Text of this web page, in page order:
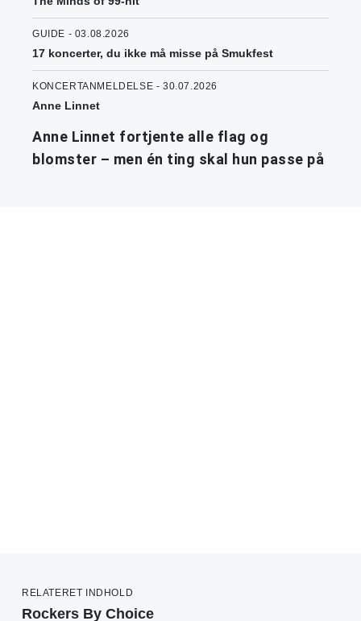
GUIDE - 03.08.2026
17 koncerter, du ikke må misse på Smukfest
KONCERTANMELDELSE - 30.07.2026
Anne Linnet
Anne Linnet fortjente alle flag og
blomster – men én ting skal hun passe på
RELATERET INDHOLD
Rockers By Choice